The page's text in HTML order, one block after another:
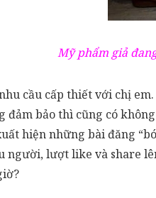
Mỹ phẩm giả
cầu cấp thiết với chị
bảo thì cũng có
hiện những bài đăng
người, lượt like và share